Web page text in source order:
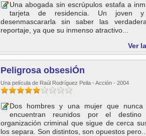
Una abogada sin escrúpulos estafa a
tarjeta de residencia. Un joven y
desenmascararla sin saber las
reportaje, ya que su inmenso atractivo...
Ver
Peligrosa obsesiÓn
Una película de Raúl Rodríguez Peila - Acción - 2004
Dos hombres y una mujer que nunca
encuentran reunidos por el
organización criminal que sigue de cerca
los separa. Son distintos, son opuestos